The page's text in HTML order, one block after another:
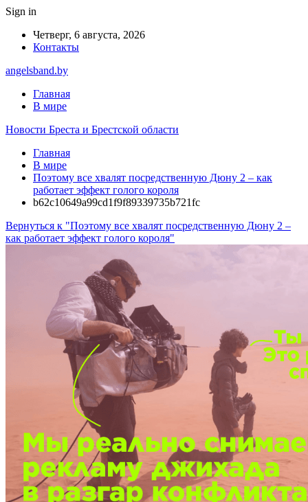
Sign in
Четверг, 6 августа, 2026
Контакты
angelsband.by
Главная
В мире
Новости Бреста и Брестской области
Главная
В мире
Поэтому все хвалят посредственную Дюну 2 – как
работает эффект голого короля
b62c10649a99cd1f9f89339735b721fc
Вернуться к "Поэтому все хвалят посредственную Дюну 2 –
как работает эффект голого короля"